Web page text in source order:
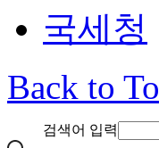
국세청
Back to
검색어 입력